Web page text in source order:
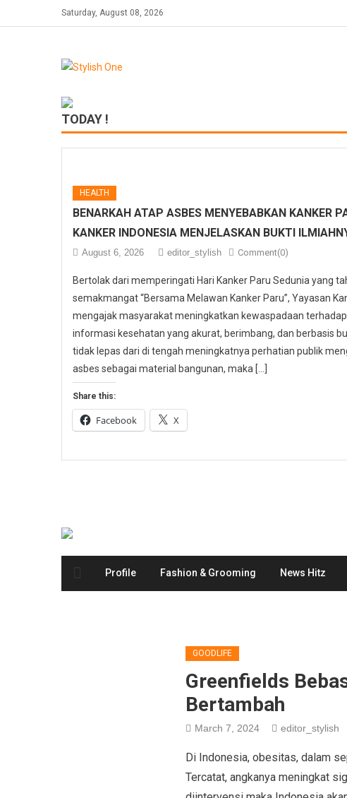
to
Saturday, August 08, 2026
TODAY !
HEALTH
BENARKAH ATAP ASBES MENYEBABKAN KANKER
KANKER INDONESIA MENJELASKAN BUKTI
August 6, 2026 editor_stylish Comment(0)
Bertolak dari memperingati Hari Kanker Paru Sedunia yang
semakmangat “Bersama Melawan Kanker Paru”, Yayasan
mengajak masyarakat meningkatkan kewaspadaan
informasi kesehatan yang akurat, berimbang, dan berbasis
tidak lepas dari di tengah meningkatnya perhatian publik
asbes sebagai material bangunan, maka […]
Share this:
Facebook X
Profile Fashion & Grooming News Hitz
GOODLIFE
Greenfields
Bertambah
March 7, 2024 editor_stylish
Di Indonesia, obesitas, dalam
Tercatat, angkanya meningkat